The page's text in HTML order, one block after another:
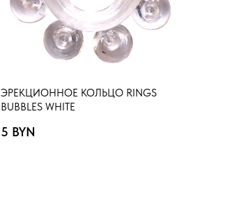
ЭРЕКЦИОННОЕ КОЛЬЦО RINGS
BUBBLES WHITE
5 BYN